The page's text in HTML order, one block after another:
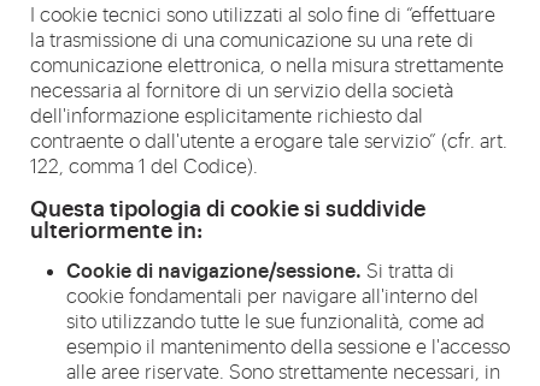
I cookie tecnici sono utilizzati al solo fine di “effettuare
la trasmissione di una comunicazione su una rete di
comunicazione elettronica, o nella misura strettamente
necessaria al fornitore di un servizio della società
dell'informazione esplicitamente richiesto dal
contraente o dall'utente a erogare tale servizio” (cfr. art.
122, comma 1 del Codice).
Questa tipologia di cookie si suddivide
ulteriormente in:
Cookie di navigazione/sessione. Si tratta di
cookie fondamentali per navigare all'interno del
sito utilizzando tutte le sue funzionalità, come ad
esempio il mantenimento della sessione e l'accesso
alle aree riservate. Sono strettamente necessari, in